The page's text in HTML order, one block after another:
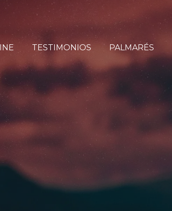
TESTIMONIOS PALMARÉS